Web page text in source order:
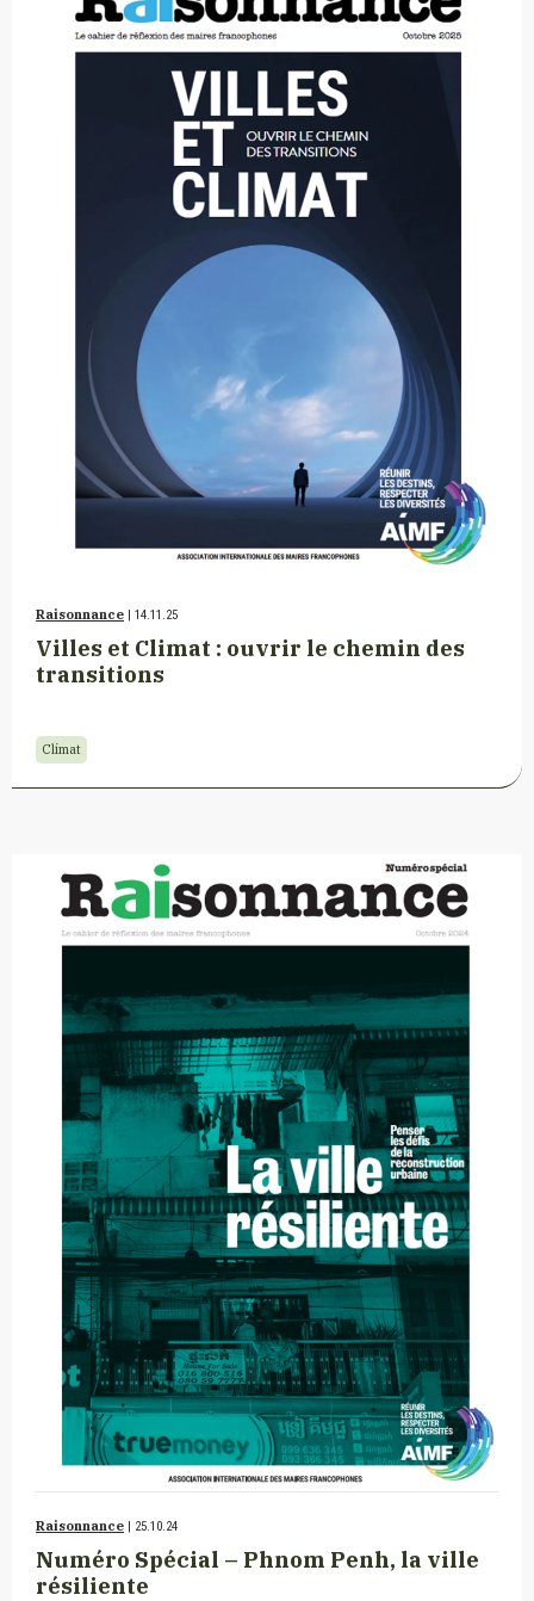
Raisonnance | 14.11.25
Villes et Climat : ouvrir le chemin des
transitions
Climat
Raisonnance | 25.10.24
Numéro Spécial – Phnom Penh, la ville
résiliente